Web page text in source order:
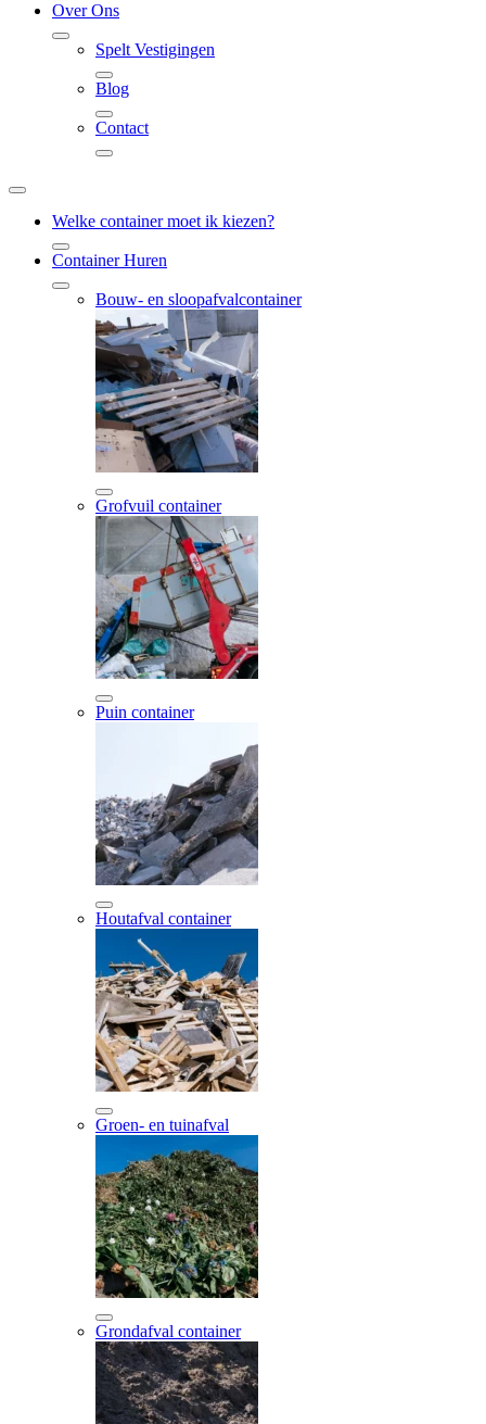
Over Ons
Spelt Vestigingen
Blog
Contact
Welke container moet ik kiezen?
Container Huren
Bouw- en sloopafvalcontainer
Grofvuil container
Puin container
Houtafval container
Groen- en tuinafval
Grondafval container